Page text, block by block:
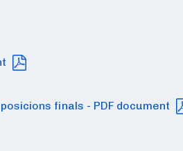
finals - PDF document